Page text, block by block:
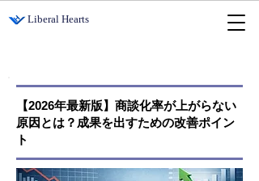
​Liberal Hearts
【2026年最新版】商談化率が上がらない
原因とは？成果を出すための改善ポイン
ト